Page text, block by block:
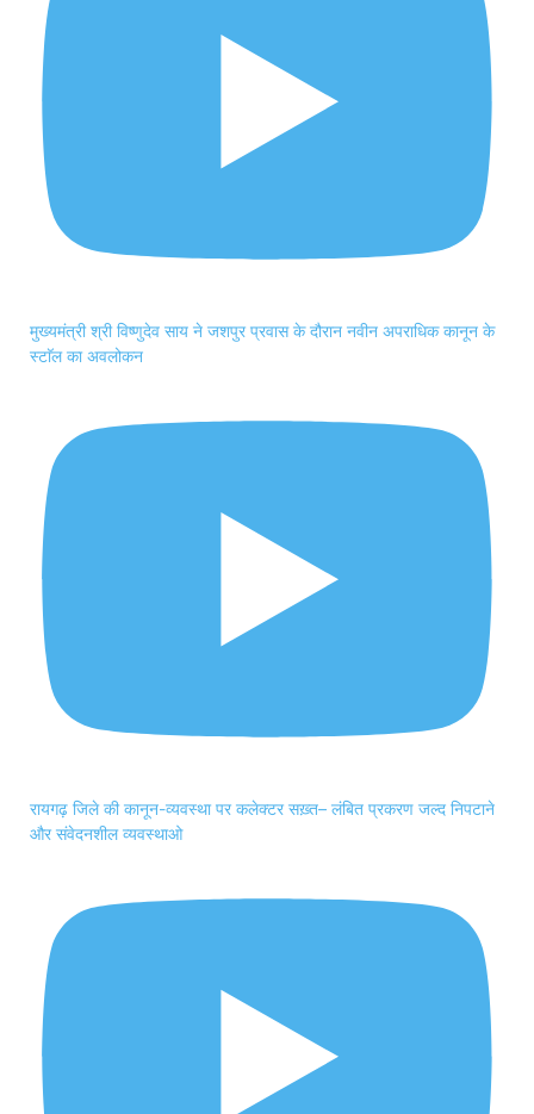
मुख्यमंत्री श्री विष्णुदेव साय ने जशपुर प्रवास के दौरान नवीन अपराधिक कानून के
स्टाॅल का अवलोकन
रायगढ़ जिले की कानून-व्यवस्था पर कलेक्टर सख़्त– लंबित प्रकरण जल्द निपटाने
और संवेदनशील व्यवस्थाओ